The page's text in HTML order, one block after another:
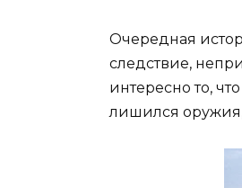
Очередная
следствие,
интересно то,
лишился